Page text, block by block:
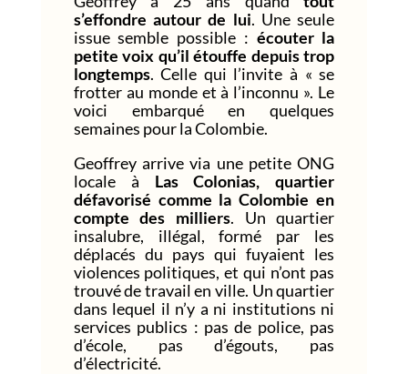
s’effondre autour de lui. Une seule
issue semble possible : écouter la
petite voix qu’il étouffe depuis trop
longtemps. Celle qui l’invite à « se
frotter au monde et à l’inconnu ». Le
voici embarqué en quelques
semaines pour la Colombie.
Geoffrey arrive via une petite ONG
locale à Las Colonias, quartier
défavorisé comme la Colombie en
compte des milliers. Un quartier
insalubre, illégal, formé par les
déplacés du pays qui fuyaient les
violences politiques, et qui n’ont pas
trouvé de travail en ville. Un quartier
dans lequel il n’y a ni institutions ni
services publics : pas de police, pas
d’école, pas d’égouts, pas
d’électricité.